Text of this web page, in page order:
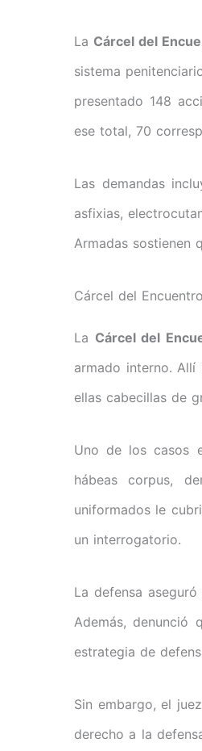
La Cárcel del
sistema
presentado 148
ese total, 70
Las demandas
asfixias,
Armadas sostienen
Cárcel del
La Cárcel del
armado interno.
ellas cabecillas de
Uno de los casos
hábeas corpus,
uniformados le
un interrogatorio.
La defensa
Además, denunció
estrategia de
Sin embargo, el
derecho a la